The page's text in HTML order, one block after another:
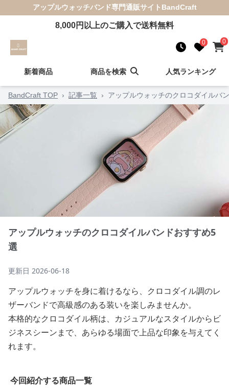
アップルウォッチバンド専門通販サイト BandCraft
8,000円以上のご購入で送料無料
0 0
新着商品 商品を検索 人気ランキング
BandCraft TOP › 記事一覧 › アップルウォッチのクロコダイルバ
アップルウォッチのクロコダイルバンドおすすめ5
選
更新日 2026-06-18
アップルウォッチを身に着けるなら、クロコダイル調のレ
ザーバンドで高級感のある装いを楽しみませんか。
本格的なクロコダイル柄は、カジュアルなスタイルからビ
ジネスシーンまで、あらゆる場面で上品な印象を与えてく
れます。
今回紹介する商品一覧